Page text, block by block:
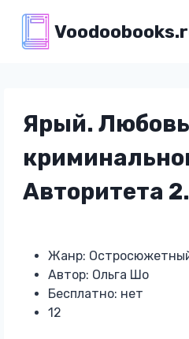
содержимому
Ярый. Любовь
Авторитета
Жанр:
Автор: Ольга Шо
Бесплатно: нет
12